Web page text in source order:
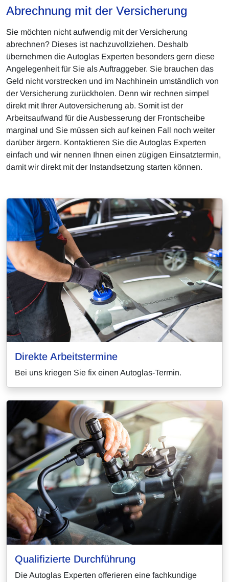
Abrechnung mit der Versicherung
Sie möchten nicht aufwendig mit der Versicherung
abrechnen? Dieses ist nachzuvollziehen. Deshalb
übernehmen die Autoglas Experten besonders gern diese
Angelegenheit für Sie als Auftraggeber. Sie brauchen das
Geld nicht vorstrecken und im Nachhinein umständlich von
der Versicherung zurückholen. Denn wir rechnen simpel
direkt mit Ihrer Autoversicherung ab. Somit ist der
Arbeitsaufwand für die Ausbesserung der Frontscheibe
marginal und Sie müssen sich auf keinen Fall noch weiter
darüber ärgern. Kontaktieren Sie die Autoglas Experten
einfach und wir nennen Ihnen einen zügigen Einsatztermin,
damit wir direkt mit der Instandsetzung starten können.
Direkte Arbeitstermine
Bei uns kriegen Sie fix einen Autoglas-Termin.
Qualifizierte Durchführung
Die Autoglas Experten offerieren eine fachkundige